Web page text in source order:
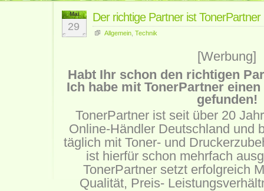
Mai
29
Der richtige Partner ist TonerPartner
Allgemein Technik
[Werbung]
Habt Ihr schon den richtigen
Ich habe mit TonerPartner
gefunden!
TonerPartner ist seit über 20
Online-Händler Deutschland und
täglich mit Toner- und
ist hierfür schon mehrfach
TonerPartner setzt erfolgreich
Qualität, Preis-